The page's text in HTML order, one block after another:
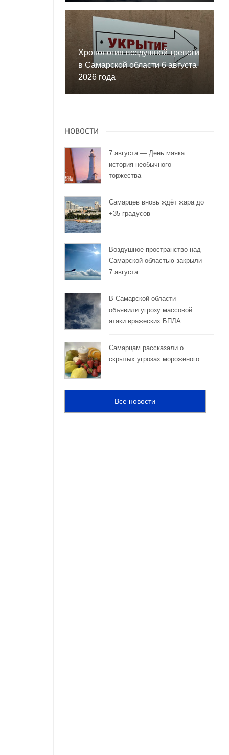
Хронология воздушной тревоги
в Самарской области 6 августа
2026 года
НОВОСТИ
7 августа — День маяка:
история необычного
торжества
Самарцев вновь ждёт жара до
+35 градусов
Воздушное пространство над
Самарской областью закрыли
7 августа
В Самарской области
объявили угрозу массовой
атаки вражеских БПЛА
Самарцам рассказали о
скрытых угрозах мороженого
Все новости